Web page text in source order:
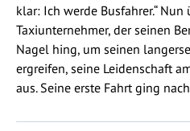
klar: Ich werde Busfahrer.“
Taxiunternehmer, der seinen
Nagel hing, um seinen
ergreifen, seine Leidenschaft
aus. Seine erste Fahrt ging